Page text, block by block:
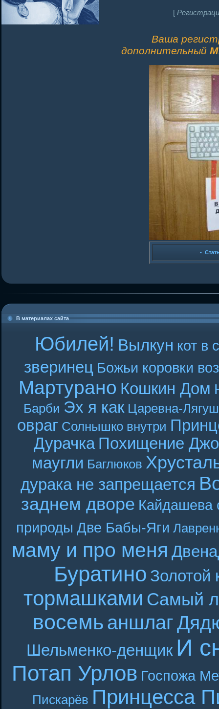
[
Ваша
дополнительный
•
В материалах сайта
Юбилей! Вылкун кот в
зверинец Божьи коровки
Мартурано Кошкин Дом
Барби Эх я как Царевна-
овраг Солнышко внутри
Дурачка Похищение
маугли Баглюков
дурака не запрещается
заднем дворе Кайдашева
природы Две Бабы-Яги
маму и про меня
Буратино Золотой
тормашками Самый
восемьаншлаг
Шельменко-денщик И
Потап Урлов Госпожа
Пискарёв Принцесса